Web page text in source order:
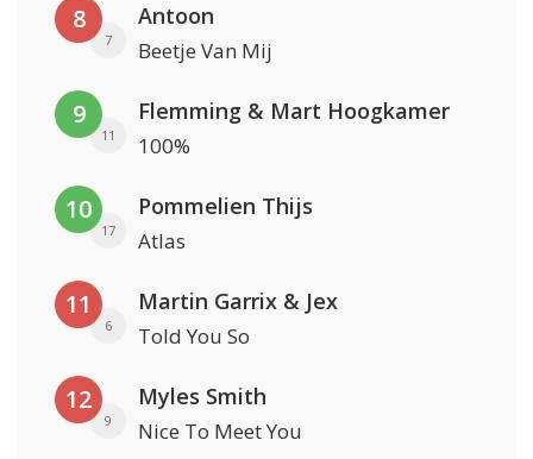
8
7
Antoon
Beetje Van Mij
9
11
Flemming & Mart Hoogkamer
100%
10
17
Pommelien Thijs
Atlas
11
6
Martin Garrix & Jex
Told You So
12
9
Myles Smith
Nice To Meet You